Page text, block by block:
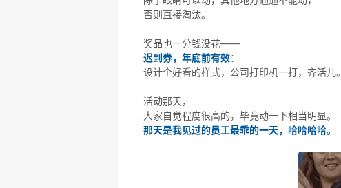
否则直接淘汰。
奖品也一分钱没花——
迟到券，年底前有效：
设计个好看的样式，公司打印机一打，齐活儿。
活动那天，
大家自觉程度很高的，毕竟动一下相当明显。
那天是我见过的员工最乖的一天，哈哈哈哈。